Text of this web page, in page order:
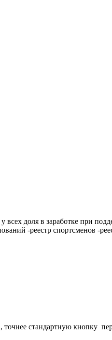
доля в заработке при
-реестр спортсменов -
стандартную кнопку